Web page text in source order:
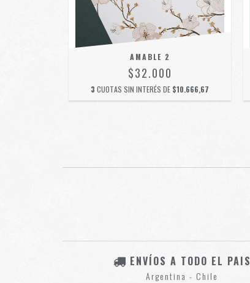
AMABLE 2
$32.000
3 CUOTAS SIN INTERÉS DE $10.666,67
ENVÍOS A TODO EL PAIS
Argentina - Chile